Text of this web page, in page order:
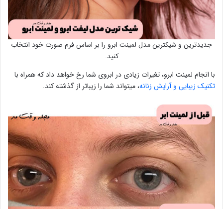
جدیدترین و شیکترین مدل لمینت ابرو را بر اساس فرم صورت خود انتخاب
کنید.
با انجام لمینت ابرو، تغیرات زیادی در ابروی شما رخ خواهد داد که همراه با
تکنیک زیبایی و آرایش زنانه، میتواند شما را زیباتر از گذشته کند.